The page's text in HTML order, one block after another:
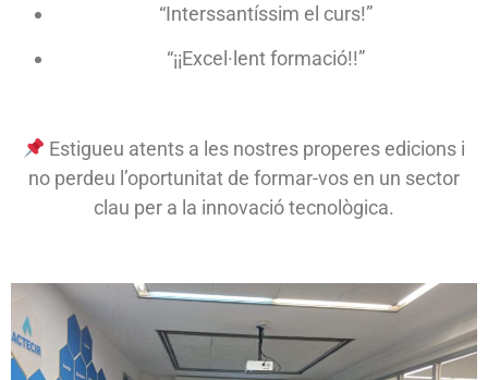
“Interssantíssim el curs!”
“¡¡Excel·lent formació!!”
Estigueu atents a les nostres properes edicions i
no perdeu l’oportunitat de formar-vos en un sector
clau per a la innovació tecnològica.